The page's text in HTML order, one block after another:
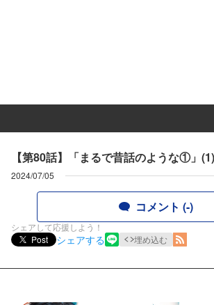
【第80話】「まるで昔話のような①」(1)
2024/07/05
コメント (-)
シェアして応援しよう！
Post
シェアする 埋め込む